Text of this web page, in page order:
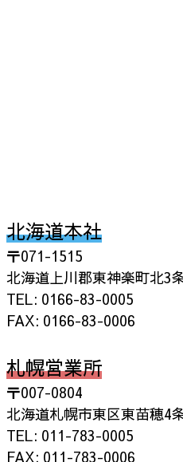
北海道本社
〒071-1515
北海道上川郡東神楽町北3
TEL: 0166-83-0005
FAX: 0166-83-0006
札幌営業所
〒007-0804
北海道札幌市東区東苗穂4
TEL: 011-783-0005
FAX: 011-783-0006